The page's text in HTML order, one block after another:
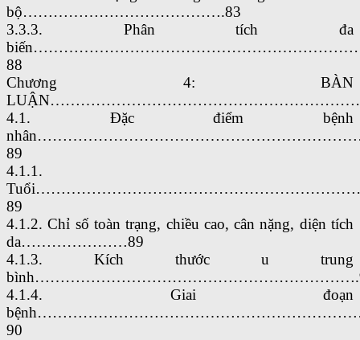
bộ………………………………….83
3.3.3. Phân tích đa
88
Chương 4: BÀN
4.1. Đặc điểm bệnh
89
4.1.1.
89
4.1.2. Chỉ số toàn trạng, chiều cao, cân nặng, diện tích
da…………………89
4.1.3. Kích thước u trung
4.1.4. Giai đoạn
90